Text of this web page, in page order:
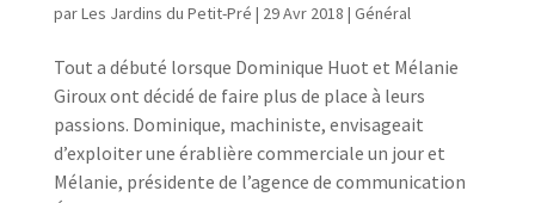
parLes Jardins du Petit-Pré | 29 Avr 2018 | Général
Tout a débuté lorsque Dominique Huot et Mélanie
Giroux ont décidé de faire plus de place à leurs
passions. Dominique, machiniste, envisageait
d’exploiter une érablière commerciale un jour et
Mélanie, présidente de l’agence de communication